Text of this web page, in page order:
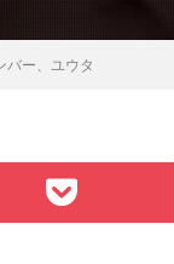
バー、ユウタ